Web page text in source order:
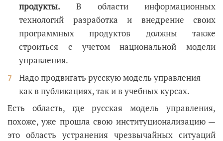
продукты. В области информационных
технологий разработка и внедрение своих
программных продуктов должны также
строиться с учетом национальной модели
управления.
Надо продвигать русскую модель управления
как в публикациях, так и в учебных курсах.
Есть область, где русская модель управления,
похоже, уже прошла свою институционализацию —
это область устранения чрезвычайных ситуаций